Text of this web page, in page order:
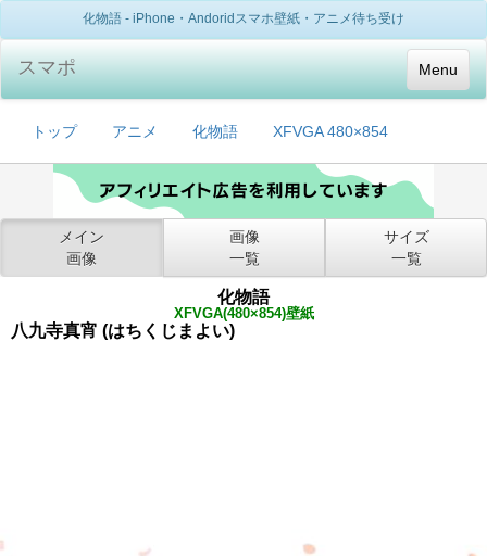
化物語 - iPhone・Andoridスマホ壁紙・アニメ待ち受け
Menu
スマポ
トップ アニメ 化物語 XFVGA 480×854
メイン
画像
画像
一覧
サイズ
一覧
化物語
XFVGA(480×854)壁紙
八九寺真宵 (はちくじまよい)